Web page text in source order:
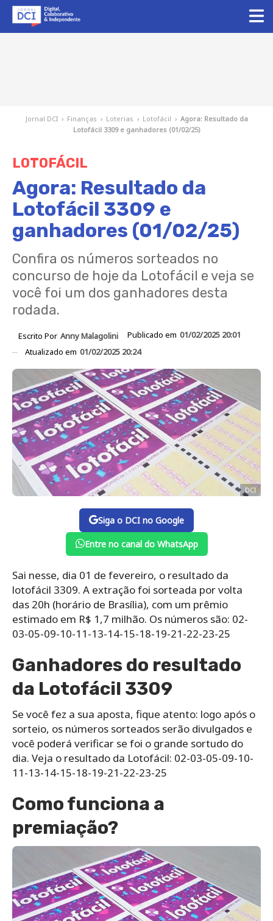
Jornal DCI › Finanças › Loterias › Lotofácil › Agora: Resultado da
Lotofácil 3309 e ganhadores (01/02/25)
LOTOFÁCIL
Agora: Resultado da
Lotofácil 3309 e
ganhadores (01/02/25)
Confira os números sorteados no
concurso de hoje da Lotofácil e veja se
você foi um dos ganhadores desta
rodada.
Escrito Por Anny Malagolini Publicado em 01/02/2025 20:01
Atualizado em 01/02/2025 20:24
DCI
Siga o DCI no Google
Entre no canal do WhatsApp
Sai nesse, dia 01 de fevereiro, o resultado da
lotofácil 3309. A extração foi sorteada por volta
das 20h (horário de Brasília), com um prêmio
estimado em R$ 1,7 milhão. Os números são: 02-
03-05-09-10-11-13-14-15-18-19-21-22-23-25
Ganhadores do resultado
da Lotofácil 3309
Se você fez a sua aposta, fique atento: logo após o
sorteio, os números sorteados serão divulgados e
você poderá verificar se foi o grande sortudo do
dia. Veja o resultado da Lotofácil: 02-03-05-09-10-
11-13-14-15-18-19-21-22-23-25
Como funciona a
premiação?